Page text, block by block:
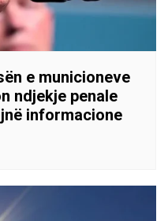
e municioneve
ndjekje penale
informacione